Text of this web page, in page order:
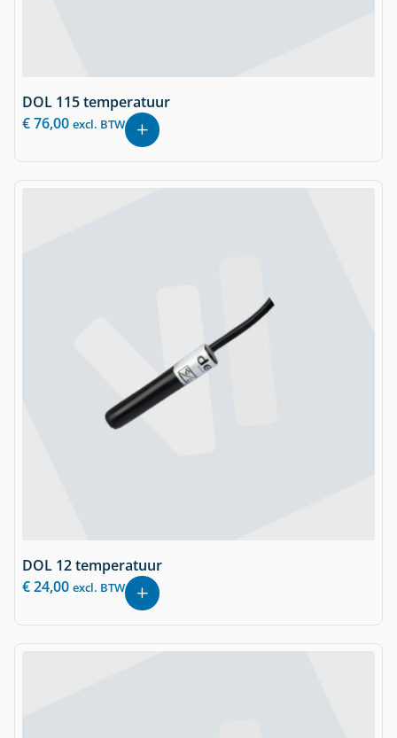
DOL 115 temperatuur
€76,00 excl. BTW
DOL 12 temperatuur
€24,00 excl. BTW